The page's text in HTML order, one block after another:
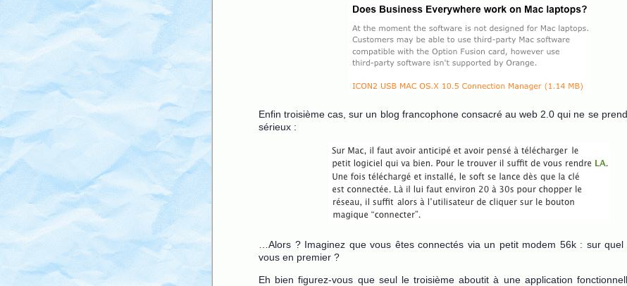
Enfin troisième cas, sur un blog francophone consacré au web 2.0 qui ne se
sérieux :
…Alors ? Imaginez que vous êtes connectés via un petit modem 56k : sur quel
vous en premier ?
Eh bien figurez-vous que seul le troisième aboutit à une application